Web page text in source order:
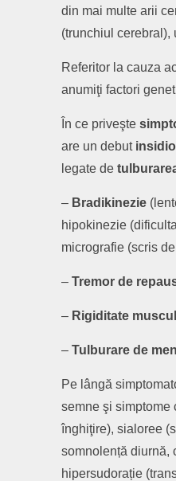
din mai multe arii
(trunchiul cerebral),
Referitor la cauza
anumiţi factori
În ce priveşte
are un debut
legate de
– Bradikinezie
hipokinezie
micrografie (scris
– Tremor de
– Rigiditate
– Tulburare de
Pe lângă
semne şi simptome
înghiţire), sialoree
somnolență diurnă,
hipersudorație